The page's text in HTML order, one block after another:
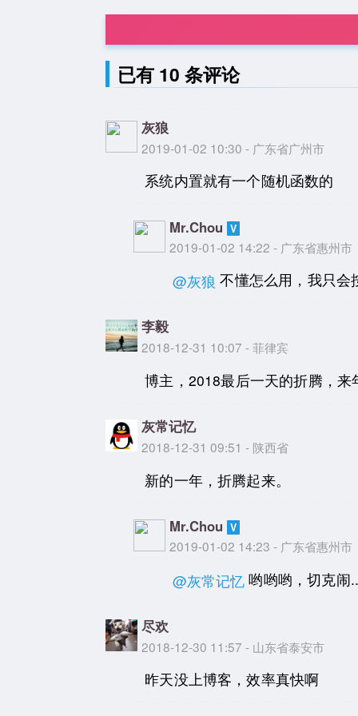
已有 10 条评论
灰狼
2019-01-02 10:30 - 广东省广州市
系统内置就有一个随机函数的
Mr.Chou
2019-01-02 14:22 - 广东省惠州市
@灰狼 不懂怎么用，我只会
李毅
2018-12-31 10:07 - 菲律宾
博主，2018最后一天的折腾，来
灰常记忆
2018-12-31 09:51 - 陕西省
新的一年，折腾起来。
Mr.Chou
2019-01-02 14:23 - 广东省惠州市
@灰常记忆 哟哟哟，切克闹
尽欢
2018-12-30 11:57 - 山东省泰安市
昨天没上博客，效率真快啊